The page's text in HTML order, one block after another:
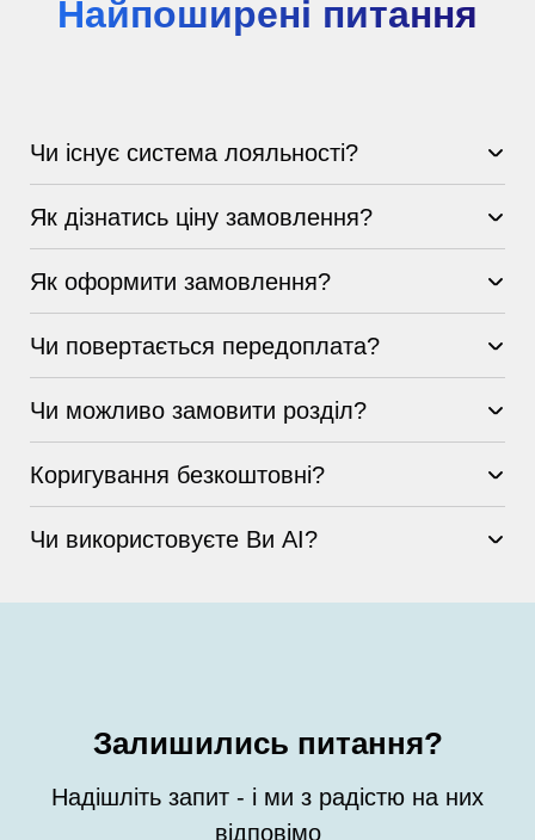
Найпоширені питання
Чи існує система лояльності?
Як дізнатись ціну замовлення?
Як оформити замовлення?
Чи повертається передоплата?
Чи можливо замовити розділ?
Коригування безкоштовні?
Чи використовуєте Ви AI?
Залишились питання?
Надішліть запит - і ми з радістю на них
відповімо